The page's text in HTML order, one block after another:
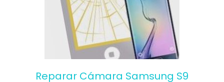
Reparar Cámara Samsung S9